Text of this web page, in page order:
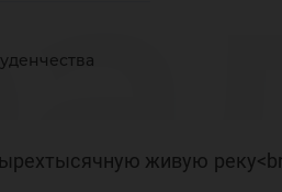
живую